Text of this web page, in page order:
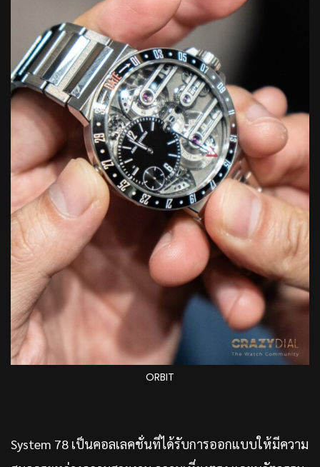
ORBIT
System 78 เป็นคอลเลคชั่นที่ได้รับการออกแบบให้มีความ